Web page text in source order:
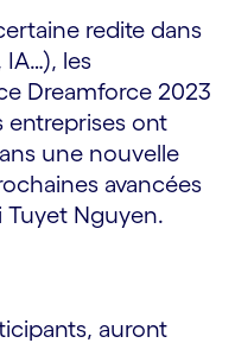
redite dans
IA…), les
Dreamforce 2023
entreprises ont
une nouvelle
avancées
Nguyen.
auront